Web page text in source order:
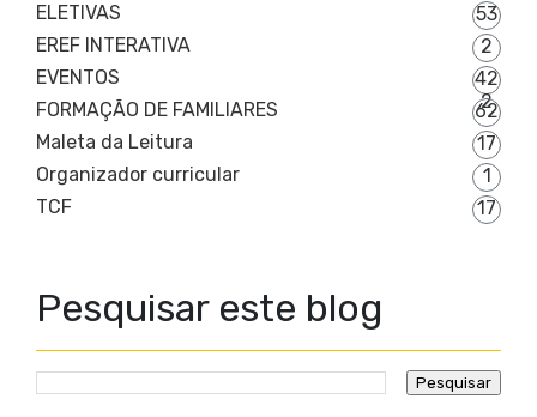
ELETIVAS
53
EREF INTERATIVA
2
EVENTOS
42
2
FORMAÇÃO DE FAMILIARES
62
Maleta da Leitura
17
Organizador curricular
1
TCF
17
Pesquisar este blog